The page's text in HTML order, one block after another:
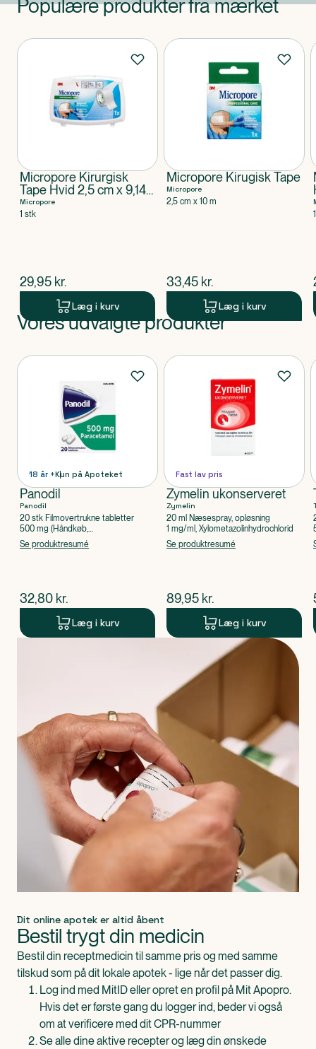
Populære produkter fra mærket
Produkter
Micropore Kirurgisk
Tape Hvid 2,5 cm x 9,14
m
Micropore
1 stk
$nuværende pris
29,95 kr.
Læg i kurv
Micropore Kirugisk Tape
Micropore
2,5 cm x 10 m
$nuværende pris
33,45 kr.
Læg i kurv
Produkt 1 af 0
Vores udvalgte produkter
Produkter
18 år +Kun på Apoteket
Panodil
Panodil
20 stk Filmovertrukne tabletter
500 mg (Håndkøb,
apoteksforbeholdt), Paracetamol
Se produktresumé
$nuværende pris
32,80 kr.
Læg i kurv
Fast lav pris
Zymelin ukonserveret
Zymelin
20 ml Næsespray, opløsning
1 mg/ml, Xylometazolinhydrochlorid
Se produktresumé
$nuværende pris
89,95 kr.
Læg i kurv
Dit online apotek er altid åbent
Bestil trygt din medicin
Bestil din receptmedicin til samme pris og med samme
tilskud som på dit lokale apotek - lige når det passer dig.
Log ind med MitID eller opret en profil på Mit Apopro.
Hvis det er første gang du logger ind, beder vi også
om at verificere med dit CPR-nummer
Se alle dine aktive recepter og læg din ønskede